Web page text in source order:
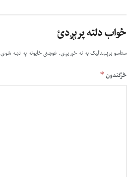
ځواب دلته پرېږدئ
ستاسو برېښناليک به نه خپريږي.غوښتى ځایونه په نښه شوي
څرگندون*